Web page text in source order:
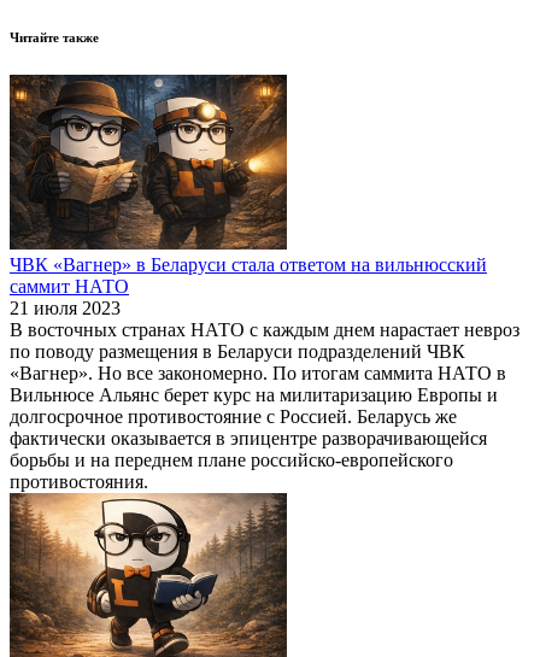
Читайте также
ЧВК «Вагнер» в Беларуси стала ответом на вильнюсский
саммит НАТО
21 июля 2023
В восточных странах НАТО с каждым днем нарастает невроз
по поводу размещения в Беларуси подразделений ЧВК
«Вагнер». Но все закономерно. По итогам саммита НАТО в
Вильнюсе Альянс берет курс на милитаризацию Европы и
долгосрочное противостояние с Россией. Беларусь же
фактически оказывается в эпицентре разворачивающейся
борьбы и на переднем плане российско-европейского
противостояния.